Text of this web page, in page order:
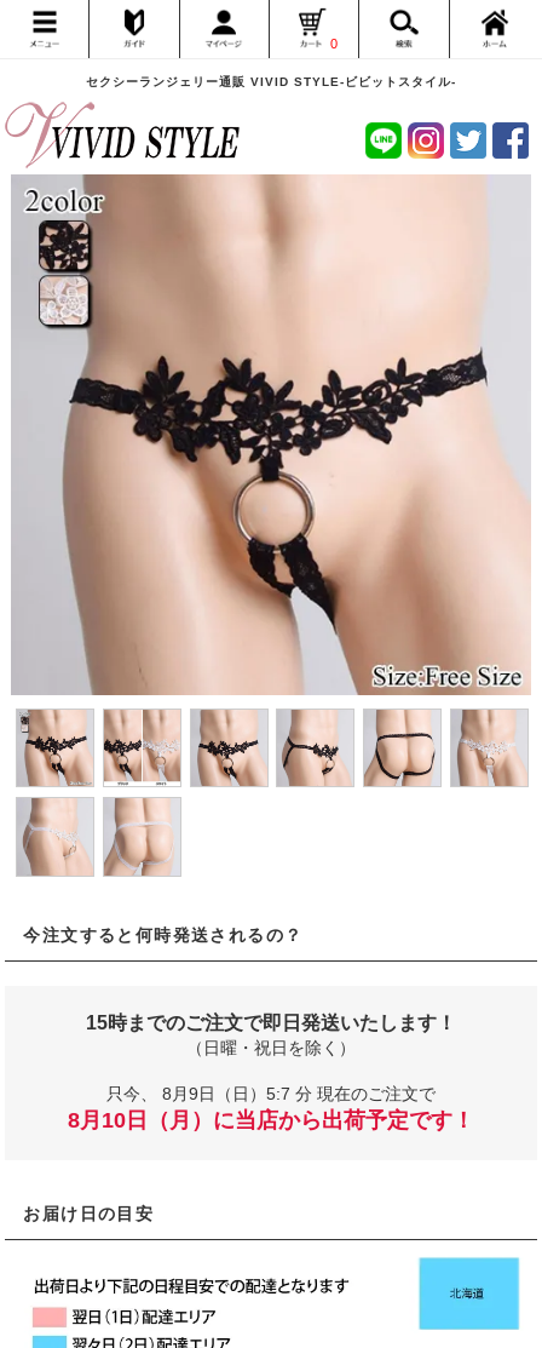
セクシーランジェリー通販 VIVID STYLE-ビビットスタイル-
0
今注文すると何時発送されるの？
15時までのご注文で即日発送いたします！
（日曜・祝日を除く）
只今、 8月9日（日）5:7 分 現在のご注文で
8月10日（月）に当店から出荷予定です！
お届け日の目安